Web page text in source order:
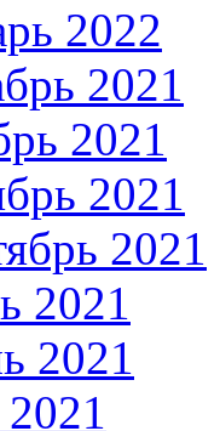
2022
2021
2021
2021
2021
2021
2021